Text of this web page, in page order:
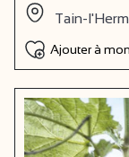
Tain-
Ajouter à